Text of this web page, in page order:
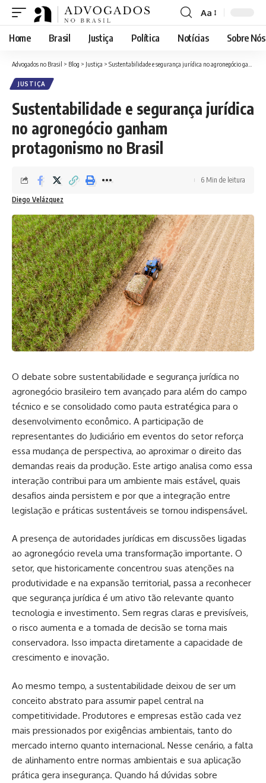
Font
Resizer
Aa
Home Brasil Justiça Política Notícias Sobre Nós
Advogados no Brasil > Blog > Justiça > Sustentabilidade e segurança jurídica no agronegócio ganham protagonismo no Brasil
JUSTIÇA
Sustentabilidade e segurança jurídica
no agronegócio ganham
protagonismo no Brasil
Diego Velázquez
6 Min de leitura
O debate sobre sustentabilidade e segurança jurídica no
agronegócio brasileiro tem avançado para além do campo
técnico e se consolidado como pauta estratégica para o
desenvolvimento econômico. A participação de
representantes do Judiciário em eventos do setor reforça
essa mudança de perspectiva, ao aproximar o direito das
demandas reais da produção. Este artigo analisa como essa
interação contribui para um ambiente mais estável, quais
desafios ainda persistem e por que a integração entre
legislação e práticas sustentáveis se tornou indispensável.
A presença de autoridades jurídicas em discussões ligadas
ao agronegócio revela uma transformação importante. O
setor, que historicamente concentrou suas atenções na
produtividade e na expansão territorial, passa a reconhecer
que segurança jurídica é um ativo tão relevante quanto
tecnologia e investimento. Sem regras claras e previsíveis,
o risco aumenta e a tomada de decisão se torna mais
conservadora. Isso impacta diretamente a capacidade de
crescimento e inovação.
Ao mesmo tempo, a sustentabilidade deixou de ser um
conceito abstrato para assumir papel central na
competitividade. Produtores e empresas estão cada vez
mais pressionados por exigências ambientais, tanto do
mercado interno quanto internacional. Nesse cenário, a falta
de alinhamento entre normas ambientais e sua aplicação
prática gera insegurança. Quando há dúvidas sobre